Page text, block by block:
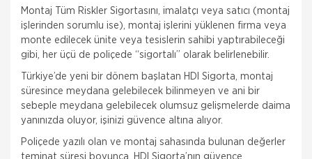
Montaj Tüm Riskler Sigortasını, imalatçı veya satıcı (montaj
işlerinden sorumlu ise), montaj işlerini yüklenen firma veya
monte edilecek ünite veya tesislerin sahibi yaptırabileceği
gibi, her üçü de poliçede “sigortalı” olarak belirlenebilir.
Türkiye’de yeni bir dönem başlatan HDI Sigorta, montaj
süresince meydana gelebilecek bilinmeyen ve ani bir
sebeple meydana gelebilecek olumsuz gelişmelerde daima
yanınızda oluyor, işinizi güvence altına alıyor.
Poliçede yazılı olan ve montaj sahasında bulunan değerler
teminat süresi boyunca, HDI Sigorta’nın güvence